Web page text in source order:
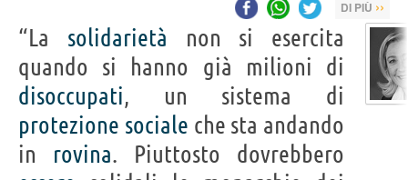
DI PIÙ ››
“La solidarietà non si esercita
quando si hanno già milioni di
disoccupati, un sistema di
protezione sociale che sta andando
in rovina. Piuttosto dovrebbero